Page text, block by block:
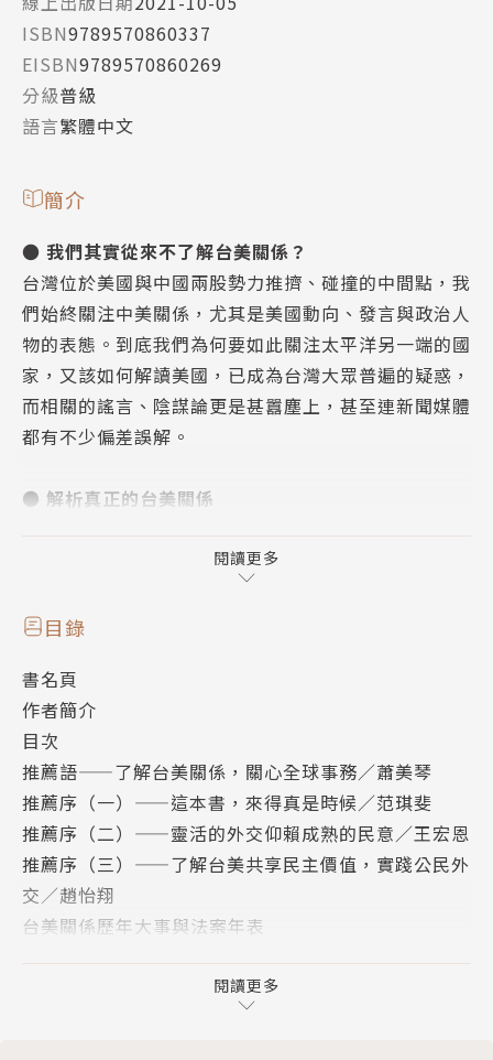
ISBN9789570860337
EISBN9789570860269
分級普級
語言繁體中文
簡介
● 我們其實從來不了解台美關係？
台灣位於美國與中國兩股勢力推擠、碰撞的中間點，我
們始終關注中美關係，尤其是美國動向、發言與政治人
物的表態。到底我們為何要如此關注太平洋另一端的國
家，又該如何解讀美國，已成為台灣大眾普遍的疑惑，
而相關的謠言、陰謀論更是甚囂塵上，甚至連新聞媒體
都有不少偏差誤解。
● 解析真正的台美關係
灣觀測站」在《為什麼我們要在意美國？》一書中，詳
解美中台關係的演變，以及美國基於什麼樣的原因，對
台灣來說至關重要。他們指出，現今諸多對台美關係的
唯有先具備對美國政府運作的基本概念，才能真正明白
台灣在美中關係、國際關係中的位置。本書分析許多永
不退燒的熱門議題，包括討論熱烈的一中政策、戰略三
角、《台灣關係法》、六項保證、軍購、美豬進口、科
技產業鏈等，從制度、運作、政治與經濟考量，闡明台
灣的現況以及未來的可能發展方向。
● 台灣是中美關係的重要槓桿
《為什麼我們要在意美國？》明白指出，台灣是中美關
那樣弱小、無力，無論是在戰略位置還是擁護民主、自
閱讀更多
目錄
書名頁
作者簡介
目次
推薦語——了解台美關係，關心全球事務／蕭美琴
推薦序（一）——這本書，來得真是時候／范琪斐
推薦序（二）——靈活的外交仰賴成熟的民意／王宏恩
推薦序（三）——了解台美共享民主價值，實踐公民外
交／趙怡翔
台美關係歷年大事與法案年表
第一章 眾所皆知卻罕為人知——台美外交簡史
雷根－老布希時期（1981-1993）：以抑制蘇聯為第
閱讀更多